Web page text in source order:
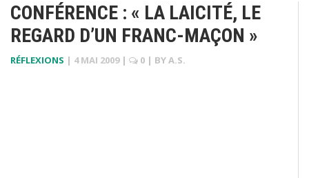
CONFÉRENCE : « LA LAICITÉ, LE
REGARD D’UN FRANC-MAÇON »
RÉFLEXIONS | 4 MAI 2009 | 0 | BYA.S.